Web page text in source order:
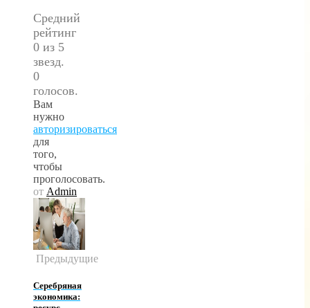
Средний
рейтинг
0 из 5
звезд.
0
голосов.
Вам
нужно
авторизироваться
для
того,
чтобы
проголосовать.
от Admin
Предыдущие
Серебряная
экономика: